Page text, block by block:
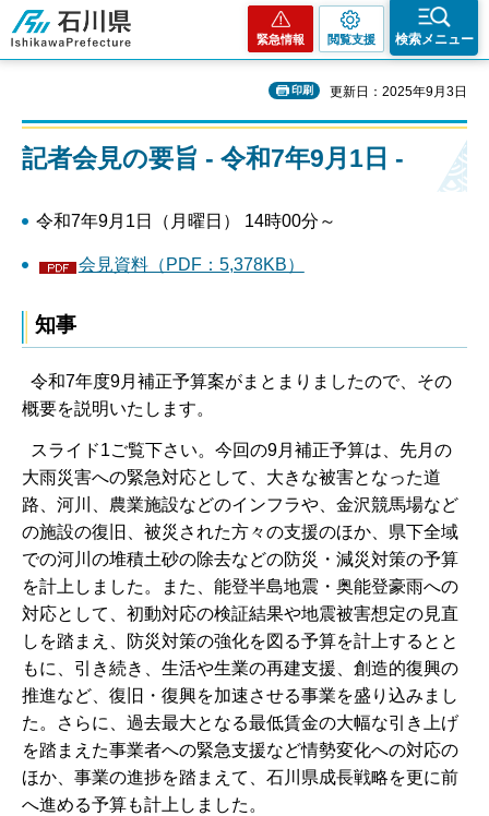
石川県
緊急情報 閲覧支援 検索メニュー
印刷 更新日：2025年9月3日
記者会見の要旨 - 令和7年9月1日 -
令和7年9月1日（月曜日） 14時00分～
会見資料（PDF：5,378KB）
知事
令和7年度9月補正予算案がまとまりましたので、その
概要を説明いたします。
スライド1ご覧下さい。今回の9月補正予算は、先月の
大雨災害への緊急対応として、大きな被害となった道
路、河川、農業施設などのインフラや、金沢競馬場など
の施設の復旧、被災された方々の支援のほか、県下全域
での河川の堆積土砂の除去などの防災・減災対策の予算
を計上しました。また、能登半島地震・奥能登豪雨への
対応として、初動対応の検証結果や地震被害想定の見直
しを踏まえ、防災対策の強化を図る予算を計上するとと
もに、引き続き、生活や生業の再建支援、創造的復興の
推進など、復旧・復興を加速させる事業を盛り込みまし
た。さらに、過去最大となる最低賃金の大幅な引き上げ
を踏まえた事業者への緊急支援など情勢変化への対応の
ほか、事業の進捗を踏まえて、石川県成長戦略を更に前
へ進める予算も計上しました。